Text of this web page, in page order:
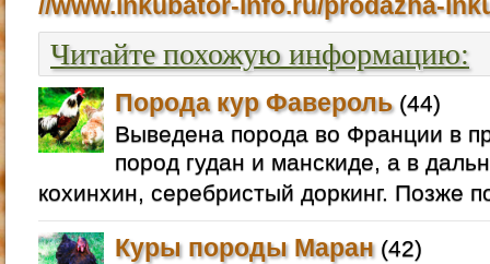
Читайте похожую информацию:
Порода кур Фавероль(44)
Выведена порода во Франции в
пород гудан и манскиде, а в
кохинхин, серебристый доркинг. Позже
Куры породы Маран(42)